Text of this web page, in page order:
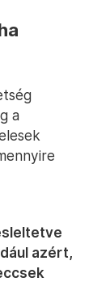
a
azért,